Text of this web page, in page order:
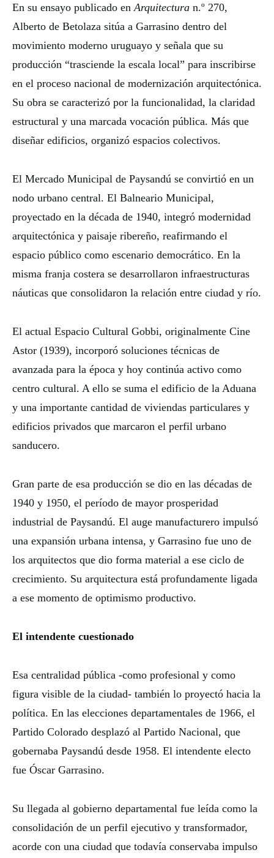
En su ensayo publicado en Arquitectura n.º 270,
Alberto de Betolaza sitúa a Garrasino dentro del
movimiento moderno uruguayo y señala que su
producción “trasciende la escala local” para inscribirse
en el proceso nacional de modernización arquitectónica.
Su obra se caracterizó por la funcionalidad, la claridad
estructural y una marcada vocación pública. Más que
diseñar edificios, organizó espacios colectivos.
El Mercado Municipal de Paysandú se convirtió en un
nodo urbano central. El Balneario Municipal,
proyectado en la década de 1940, integró modernidad
arquitectónica y paisaje ribereño, reafirmando el
espacio público como escenario democrático. En la
misma franja costera se desarrollaron infraestructuras
náuticas que consolidaron la relación entre ciudad y río.
El actual Espacio Cultural Gobbi, originalmente Cine
Astor (1939), incorporó soluciones técnicas de
avanzada para la época y hoy continúa activo como
centro cultural. A ello se suma el edificio de la Aduana
y una importante cantidad de viviendas particulares y
edificios privados que marcaron el perfil urbano
sanducero.
Gran parte de esa producción se dio en las décadas de
1940 y 1950, el período de mayor prosperidad
industrial de Paysandú. El auge manufacturero impulsó
una expansión urbana intensa, y Garrasino fue uno de
los arquitectos que dio forma material a ese ciclo de
crecimiento. Su arquitectura está profundamente ligada
a ese momento de optimismo productivo.
El intendente cuestionado
Esa centralidad pública -como profesional y como
figura visible de la ciudad- también lo proyectó hacia la
política. En las elecciones departamentales de 1966, el
Partido Colorado desplazó al Partido Nacional, que
gobernaba Paysandú desde 1958. El intendente electo
fue Óscar Garrasino.
Su llegada al gobierno departamental fue leída como la
consolidación de un perfil ejecutivo y transformador,
acorde con una ciudad que todavía conservaba impulso